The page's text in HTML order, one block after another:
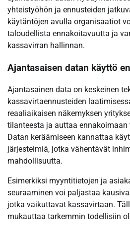
yhteistyöhön ja ennusteiden
käytäntöjen avulla organisaatiot
taloudellista ennakoitavuutta ja
kassavirran hallinnan.
Ajantasaisen datan käyttö
Ajantasainen data on keskeinen
kassavirtaennusteiden
reaaliaikaisen näkemyksen
tilanteesta ja auttaa
Datan keräämiseen kannattaa
järjestelmiä, jotka vähentävät
mahdollisuutta.
Esimerkiksi myyntitietojen ja
seuraaminen voi paljastaa
jotka vaikuttavat kassavirtaan.
mukauttaa tarkemmin todellisiin